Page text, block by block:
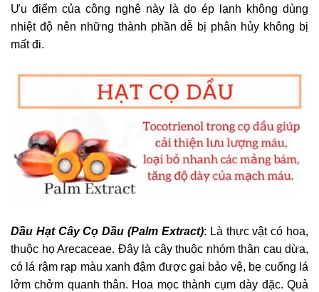
Ưu điểm của công nghệ này là do ép lạnh không dùng
nhiệt độ nên những thành phần dễ bị phân hủy không bị
mất đi.
Dầu Hạt Cây Cọ Dầu (Palm Extract): Là thực vật có hoa,
thuộc họ Arecaceae. Đây là cây thuộc nhóm thân cau dừa,
có lá rậm rạp màu xanh đậm được gai bảo vệ, bẹ cuống lá
lởm chởm quanh thân. Hoa mọc thành cụm dày đặc. Quả